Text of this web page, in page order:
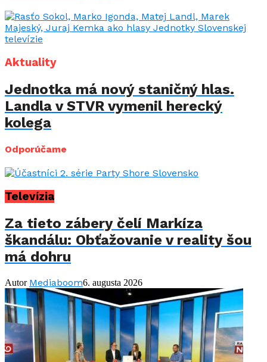
Aktuality
Jednotka má nový staničný hlas.
Landla v STVR vymenil herecký
kolega
Odporúčame
Televízia
Za tieto zábery čelí Markíza
škandálu: Obťažovanie v reality šou
má dohru
Autor Mediaboom6. augusta 2026